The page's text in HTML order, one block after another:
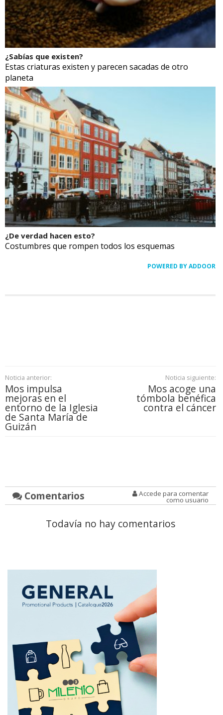
¿Sabías que existen?
Estas criaturas existen y parecen sacadas de otro
planeta
¿De verdad hacen esto?
Costumbres que rompen todos los esquemas
POWERED BY ADDOOR
Noticia anterior:
Mos impulsa
mejoras en el
entorno de la Iglesia
de Santa María de
Guizán
Noticia siguiente:
Mos acoge una
tómbola benéfica
contra el cáncer
Comentarios Accede para comentar
como usuario
Todavía no hay comentarios